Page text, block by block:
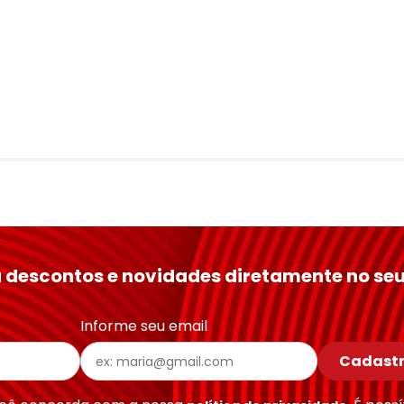
descontos e novidades diretamente no
Informe seu email